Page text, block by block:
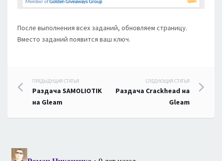
После выполнения всех заданий, обновляем страницу.
Вместо заданий появится ваш ключ.
Навигация
по
записям
ПРЕДЫДУЩАЯ СТАТЬЯ
Раздача SAMOLIOTIK
на Gleam
СЛЕДУЮЩАЯ СТАТЬЯ
Раздача Crackhead на
Gleam